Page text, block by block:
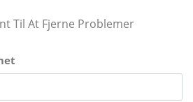
Til At Fjerne Problemer